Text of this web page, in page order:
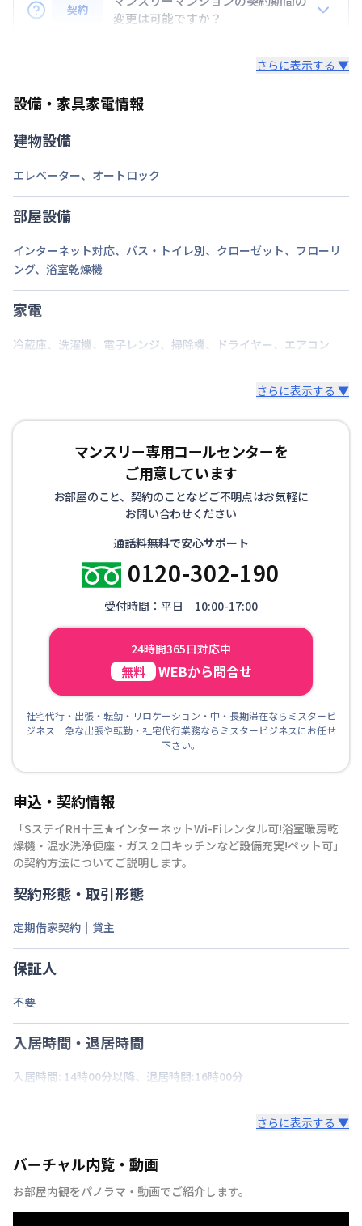
情報更新日 2026年7月23日
合わせください。
契約
変更は可能ですか？
約が入っていなければ、ご対応可能です。その際、再
い。期間の変更がある場合は、できるだけお早めにご
さらに表示する ▼
設備・家具家電情報
建物設備
エレベーター、 オートロック
部屋設備
インターネット対応、 バス・トイレ別、 クローゼット、 フローリ
ング、 浴室乾燥機
家電
冷蔵庫、 洗濯機、 電子レンジ、 掃除機、 ドライヤー、 エアコン
さらに表示する ▼
マンスリー専用コールセンターを
ご用意しています
お部屋のこと、契約のことなどご不明点はお気軽に
お問い合わせください
通話料無料で安心サポート
0120-302-190
受付時間：平日 10:00-17:00
24時間365日対応中
無料 WEBから問合せ
社宅代行・出張・転勤・リロケーション・中・長期滞在ならミスタービ
ジネス 急な出張や転勤・社宅代行業務ならミスタービジネスにお任せ
下さい。
申込・契約情報
「SステイRH十三★インターネットWi-Fiレンタル可!浴室暖房乾
燥機・温水洗浄便座・ガス２口キッチンなど設備充実!ペット可 」
の契約方法についてご説明します。
契約形態・取引形態
定期借家契約｜貸主
保証人
不要
入居時間・退居時間
入居時間: 14時00分以降、退居時間:16時00分
さらに表示する ▼
バーチャル内覧・動画
お部屋内観をパノラマ・動画でご紹介します。